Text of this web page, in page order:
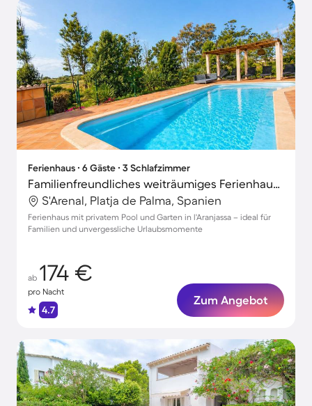
Ferienhaus ∙ 6 Gäste ∙ 3 Schlafzimmer
Familienfreundliches weiträumiges Ferienhaus mit Grill, Terrasse und Garten | Naturblick
S'Arenal, Platja de Palma, Spanien
Ferienhaus mit privatem Pool und Garten in l'Aranjassa – ideal für
Familien und unvergessliche Urlaubsmomente
ab 174 €
pro Nacht
4.7
Zum Angebot